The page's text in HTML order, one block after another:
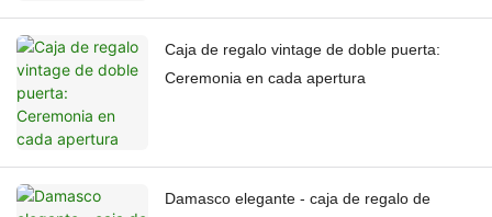
Caja de regalo vintage de doble puerta:
Ceremonia en cada apertura
Damasco elegante - caja de regalo de